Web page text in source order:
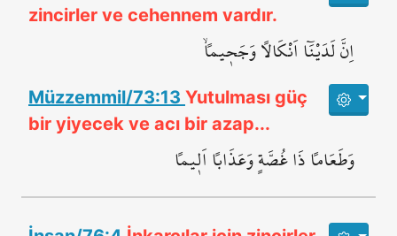
zincirler ve cehennem vardır.
اِنَّ لَدَيْنَٓا اَنْكَالاً وَجَح۪يماًۙ
Müzzemmil/73:13 Yutulması güç
bir yiyecek ve acı bir azap...
وَطَعَاماً ذَا غُصَّةٍ وَعَذَاباً اَل۪يماً